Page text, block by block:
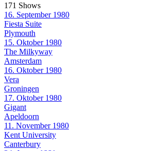
171 Shows
16. September 1980
Fiesta Suite
Plymouth
15. Oktober 1980
The Milkyway
Amsterdam
16. Oktober 1980
Vera
Groningen
17. Oktober 1980
Gigant
Apeldoorn
11. November 1980
Kent University
Canterbury